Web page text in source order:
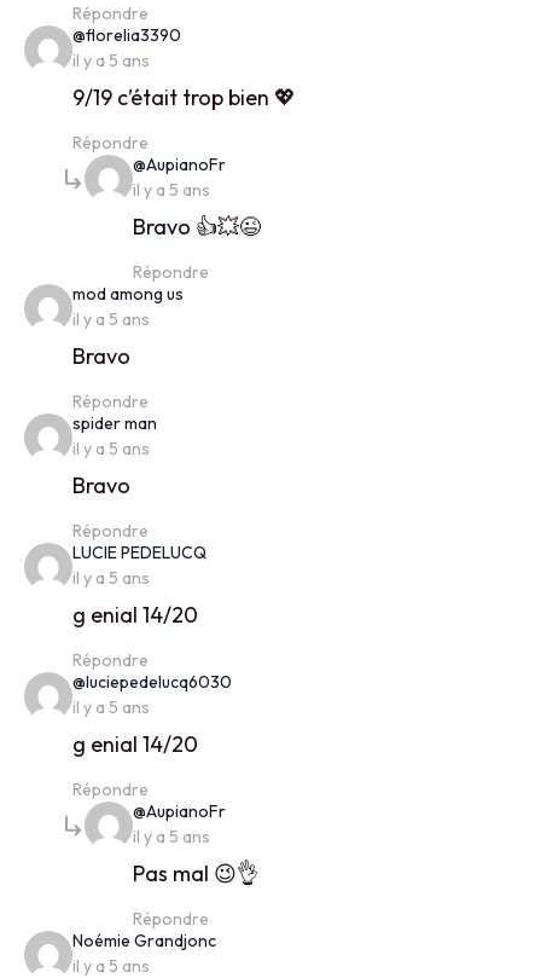
Répondre
@florelia3390
il y a 5 ans
9/19 c’était trop bien 💖
Répondre
@AupianoFrsays:
il y a 5 ans
Bravo 👍💥😉
Répondre
mod among us
il y a 5 ans
Bravo
Répondre
spider man
il y a 5 ans
Bravo
Répondre
LUCIE PEDELUCQ
il y a 5 ans
g enial 14/20
Répondre
@luciepedelucq6030
il y a 5 ans
g enial 14/20
Répondre
@AupianoFrsays:
il y a 5 ans
Pas mal 😉👌
Répondre
Noémie Grandjoncsays:
il y a 5 ans